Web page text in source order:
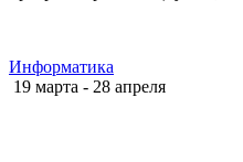
Информатика
19 марта - 28 апреля